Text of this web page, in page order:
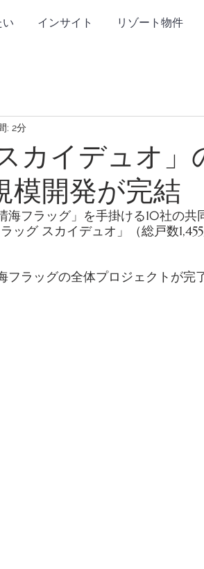
インサイト リゾート物件
カイデュオ」
開発が完結
: 2分
海フラッグ」を手掛ける10社の共
ッグ スカイデュオ」（総戸数
ラッグの全体プロジェクトが完